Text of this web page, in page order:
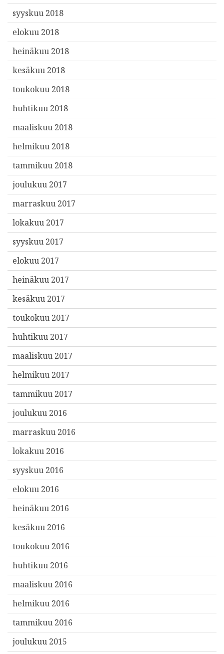
syyskuu 2018
elokuu 2018
heinäkuu 2018
kesäkuu 2018
toukokuu 2018
huhtikuu 2018
maaliskuu 2018
helmikuu 2018
tammikuu 2018
joulukuu 2017
marraskuu 2017
lokakuu 2017
syyskuu 2017
elokuu 2017
heinäkuu 2017
kesäkuu 2017
toukokuu 2017
huhtikuu 2017
maaliskuu 2017
helmikuu 2017
tammikuu 2017
joulukuu 2016
marraskuu 2016
lokakuu 2016
syyskuu 2016
elokuu 2016
heinäkuu 2016
kesäkuu 2016
toukokuu 2016
huhtikuu 2016
maaliskuu 2016
helmikuu 2016
tammikuu 2016
joulukuu 2015